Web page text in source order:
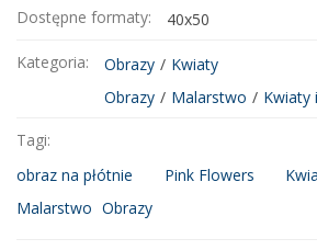
Dostępne formaty: 40x50
Kategoria: Obrazy / Kwiaty
Obrazy / Malarstwo / Kwiaty
Tagi:
obraz na płótnie
Pink Flowers
Malarstwo Obrazy